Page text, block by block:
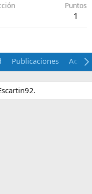
Puntos
1
Publicaciones Acerca